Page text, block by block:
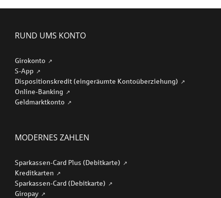
RUND UMS KONTO
Girokonto
S-App
Dispositionskredit (eingeräumte Kontoüberziehung)
Online-Banking
Geldmarktkonto
MODERNES ZAHLEN
Sparkassen-Card Plus (Debitkarte)
Kreditkarten
Sparkassen-Card (Debitkarte)
Giropay